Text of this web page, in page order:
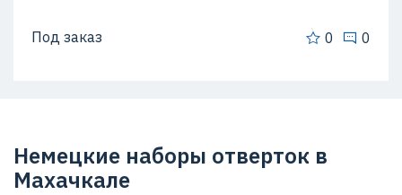
Под заказ 0 0
Немецкие наборы отверток в
Махачкале